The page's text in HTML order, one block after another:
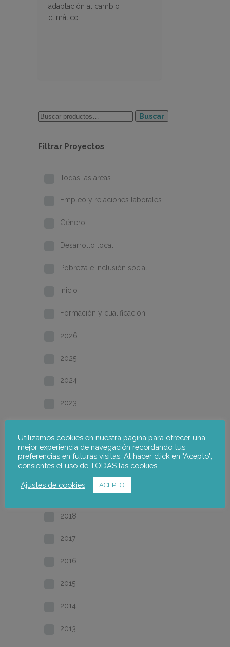
adaptación al cambio
climático
Buscar
Filtrar Proyectos
Todas las áreas
Empleo y relaciones laborales
Género
Desarrollo local
Pobreza e inclusión social
Inicio
Formación y cualificación
2026
2025
2024
2023
2021
2020
2018
2017
2016
2015
2014
2013
Utilizamos cookies en nuestra página para ofrecer una
mejor experiencia de navegación recordando tus
preferencias en futuras visitas. Al hacer click en "Acepto",
consientes el uso de TODAS las cookies.
Ajustes de cookies ACEPTO